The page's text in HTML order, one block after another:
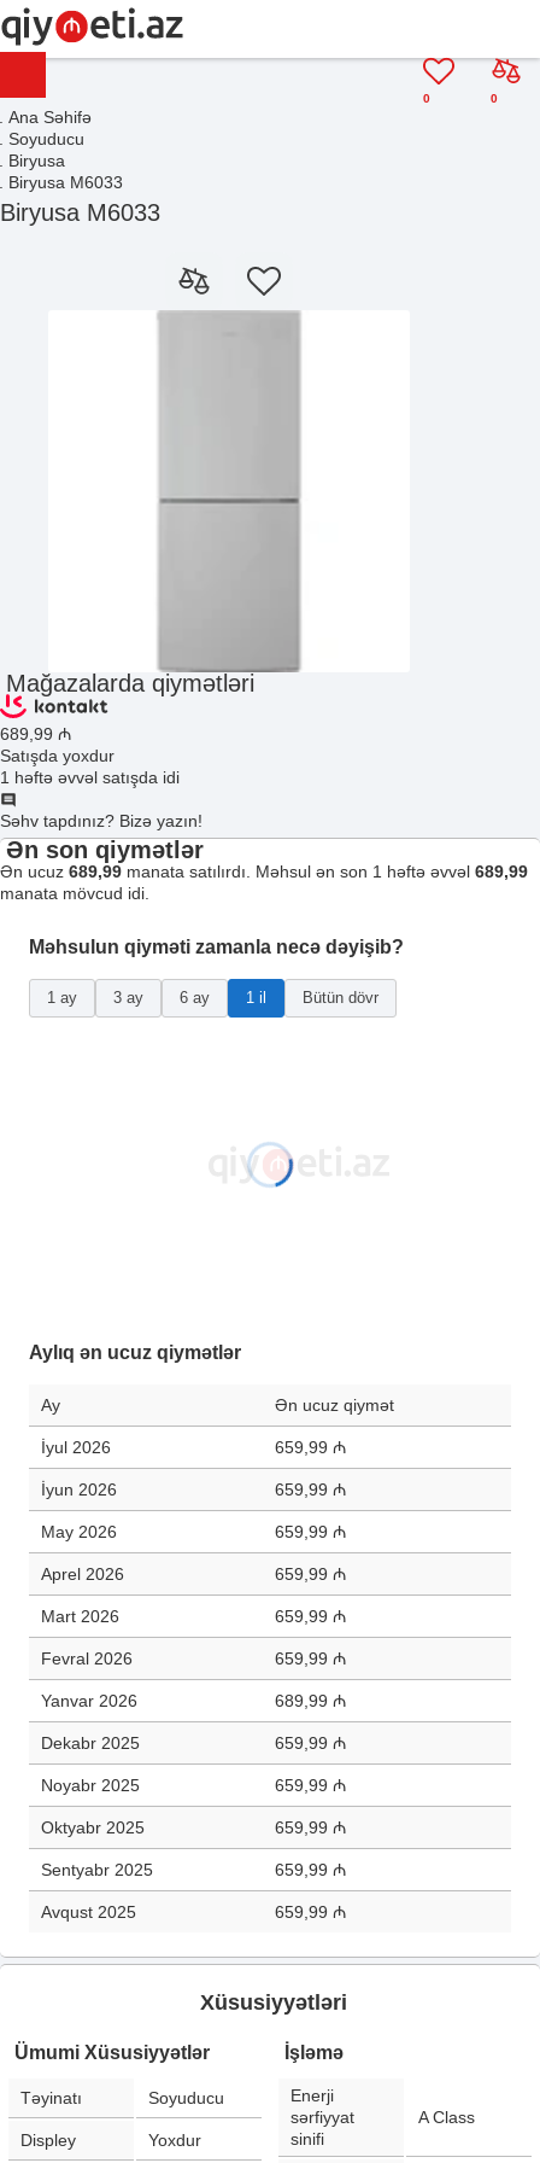
0
0
Ana Səhifə
Soyuducu
Biryusa
Biryusa M6033
Biryusa M6033
Mağazalarda qiymətləri
689 ,99 ₼
Satışda yoxdur
1 həftə əvvəl satışda idi
Səhv tapdınız? Bizə yazın!
Ən son qiymətlər
Ən ucuz 689,99 manata satılırdı. Məhsul ən son 1 həftə əvvəl 689,99
manata mövcud idi.
Məhsulun qiyməti zamanla necə dəyişib?
1 ay 3 ay 6 ay 1 il Bütün dövr
Aylıq ən ucuz qiymətlər
Ay Ən ucuz qiymət
İyul 2026 659,99 ₼
İyun 2026 659,99 ₼
May 2026 659,99 ₼
Aprel 2026 659,99 ₼
Mart 2026 659,99 ₼
Fevral 2026 659,99 ₼
Yanvar 2026 689,99 ₼
Dekabr 2025 659,99 ₼
Noyabr 2025 659,99 ₼
Oktyabr 2025 659,99 ₼
Sentyabr 2025 659,99 ₼
Avqust 2025 659,99 ₼
Xüsusiyyətləri
Ümumi Xüsusiyyətlər
Təyinatı Soyuducu
Displey Yoxdur
İşləmə
Enerji
sərfiyyat
sinifi
A Class